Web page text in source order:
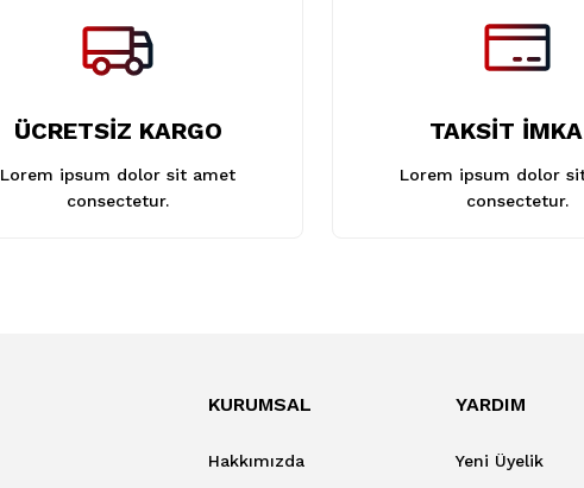
ÜCRETSİZ KARGO
Lorem ipsum dolor sit amet
consectetur.
TAKSİT
Lorem ipsum dolor
consectetur.
KURUMSAL
Hakkımızda
YARDIM
Yeni Üyelik